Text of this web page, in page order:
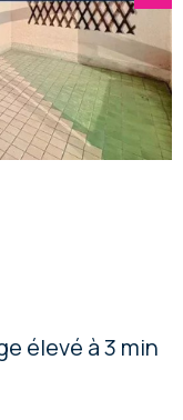
élevé à 3 min